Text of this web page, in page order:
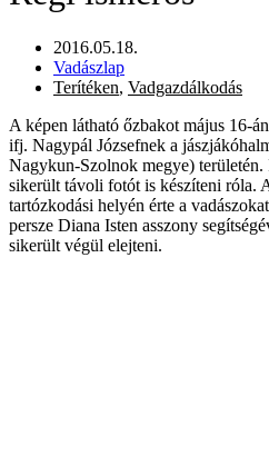
2016.05.18.
Vadászlap
Terítéken, Vadgazdálkodás
A képen látható őzbakot május 16-
ifj. Nagypál Józsefnek a
Nagykun-Szolnok megye)
sikerült távoli fotót is készíteni róla.
tartózkodási helyén érte a
persze Diana Isten asszony
sikerült végül elejteni.